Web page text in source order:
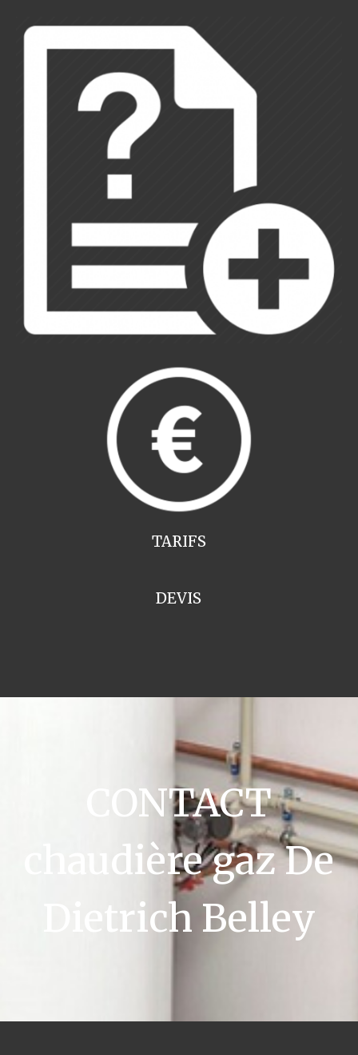
TARIFS
DEVIS
CONTACT
chaudière gaz De
Dietrich Belley